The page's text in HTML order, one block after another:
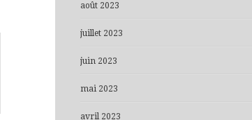
août 2023
juillet 2023
juin 2023
mai 2023
avril 2023